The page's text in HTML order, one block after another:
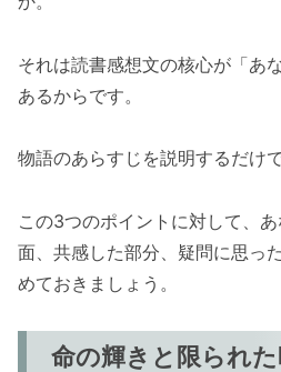
それは読書感想文の核心が「あ
あるからです。
物語のあらすじを説明するだけ
この3つのポイントに対して、
面、共感した部分、疑問に思っ
めておきましょう。
命の輝きと限られ